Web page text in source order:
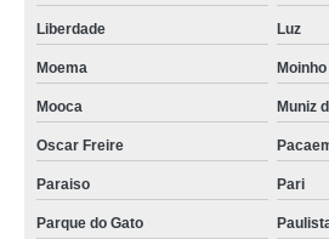
fábrica de aquecedores solares residenciais
aquecedor solar piscina valor Jardim Dom José
fabricante de aquecedor de água solar Jardim
aquecedor solar barato Vila Prudente
aquecedor solar economico Jardim Iguatemi
fabricante de aquecedor solar Vaz de Lima
Liberdade Luz
Moema Moinho
Mooca Muniz
Oscar Freire
Paraiso Pari
Parque do Gato